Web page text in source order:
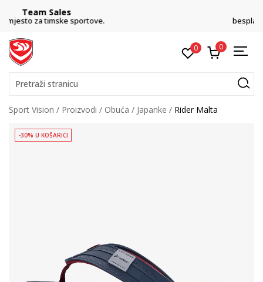
besplatno preuzimanje u trgovini
0 0
Pretraži stranicu
Sport Vision Proizvodi Obuća Japanke Rider Malta
-30% U KOŠARICI